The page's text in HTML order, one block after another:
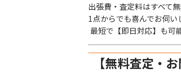
出張費・査定料はすべて無
1点からでも喜んでお伺い
最短で【即日対応】も可
【無料査定・